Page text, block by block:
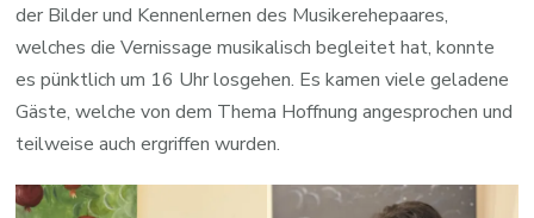
der Bilder und Kennenlernen des Musikerehepaares,
welches die Vernissage musikalisch begleitet hat, konnte
es pünktlich um 16 Uhr losgehen. Es kamen viele geladene
Gäste, welche von dem Thema Hoffnung angesprochen und
teilweise auch ergriffen wurden.